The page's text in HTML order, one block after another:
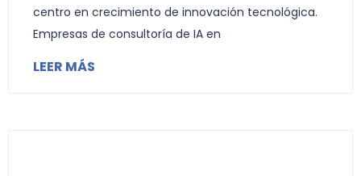
centro en crecimiento de innovación tecnológica.
Empresas de consultoría de IA en
LEER MÁS